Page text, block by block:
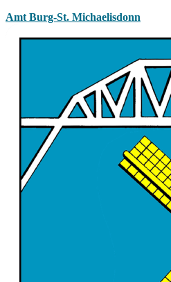
Amt Burg-St. Michaelisdonn